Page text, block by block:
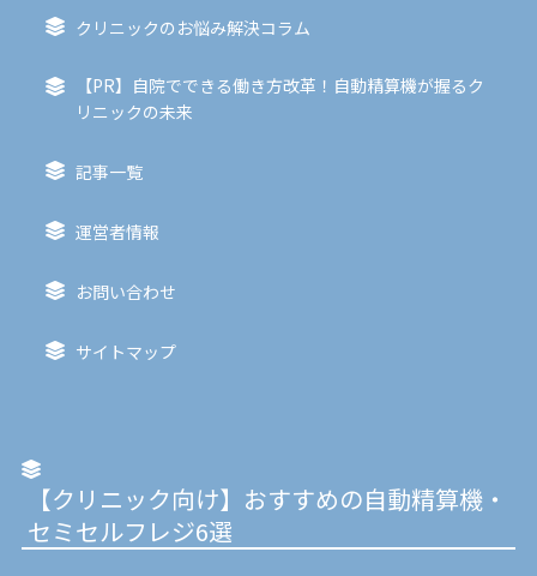
クリニックのお悩み解決コラム
【PR】自院でできる働き方改革！自動精算機が握るク
リニックの未来
記事一覧
運営者情報
お問い合わせ
サイトマップ
【クリニック向け】おすすめの自動精算機・
セミセルフレジ6選